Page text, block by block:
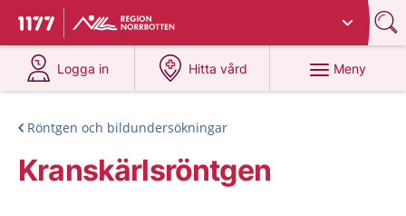
Till startsidan för 1177
Du har valt region
Logga in
på 1177.se
Hitta vård
på 1177.se
Meny
Röntgen och bildundersökningar
Kranskärlsröntgen